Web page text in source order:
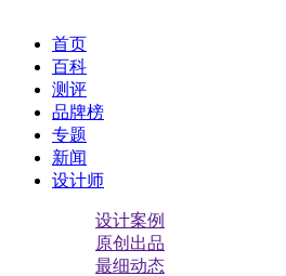
首页
百科
测评
品牌榜
专题
新闻
设计师
设计案例
原创出品
最细动态